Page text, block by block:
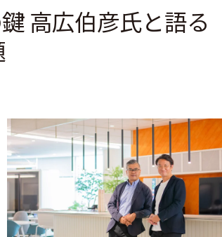
高広伯彦氏と語る